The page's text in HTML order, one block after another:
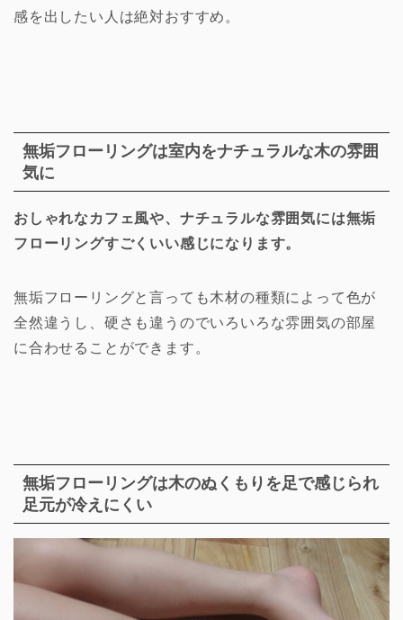
感を出したい人は絶対おすすめ。
無垢フローリングは室内をナチュラルな木の雰囲
気に
おしゃれなカフェ風や、ナチュラルな雰囲気には無垢
フローリングすごくいい感じになります。
無垢フローリングと言っても木材の種類によって色が
全然違うし、硬さも違うのでいろいろな雰囲気の部屋
に合わせることができます。
無垢フローリングは木のぬくもりを足で感じられ
足元が冷えにくい